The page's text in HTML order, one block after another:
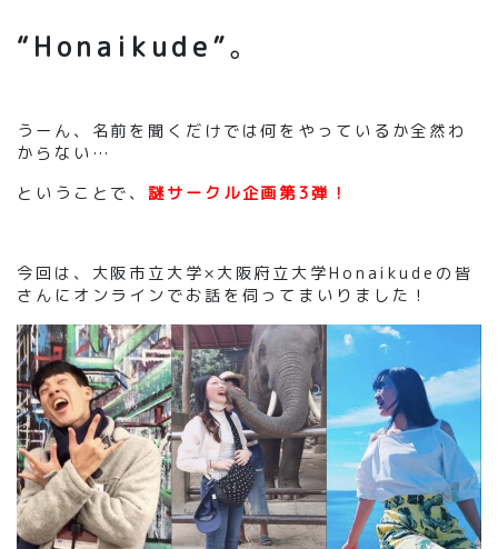
“Honaikude”。
うーん、名前を聞くだけでは何をやっているか全然わ
からない…
ということで、謎サークル企画第3弾！
今回は、大阪市立大学×大阪府立大学Honaikudeの皆
さんにオンラインでお話を伺ってまいりました！